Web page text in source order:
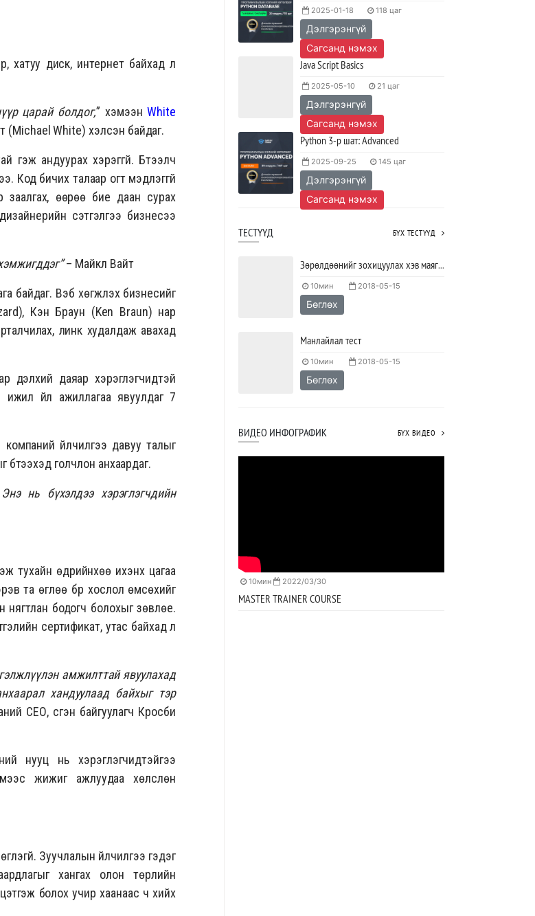
хатуу диск, интернет байхад л
царай болдог,” хэмээнWhite
(Michael White) хэлсэн байдаг.
гэж андуурах хэрэггүй. Бүтээлч
Код бичих талаар огт мэдлэггүй
өөрөө бие даан сурах
сэтгэлгээ бизнесээ
– Майкл Вайт
Вэб хөгжүүлэх бизнесийг
Кэн Браун (Ken Braun) нар
линк худалдаж авахад
дэлхий даяар хэрэглэгчидтэй
үйл ажиллагаа явуулдаг 7
үйлчилгээ давуу талыг
голчлон анхаардаг.
нь бүхэлдээ хэрэглэгчдийн
тухайн өдрийнхөө ихэнх цагаа
та өглөө бүр хослол өмсөхийг
нягтлан бодогч болохыг зөвлөе.
сертификат, утас байхад л
амжилттай явуулахад
хандуулаад байхыг тэр
СЕО, үүсгэн байгуулагч Кросби
нууц нь хэрэглэгчидтэйгээ
жижиг ажлуудаа хөлслөн
Зуучлалын үйлчилгээ гэдэг
хангах олон төрлийн
болох учир хаанаас ч хийх
сурах вэ?
2023/04/27 SHARE
Ажил дээрээ сайн найзтай байх нь
ажлын бүтээмж нэмэгдүүлж,
тогтвортой ажиллах суурь болдог
2023/04/25 SHARE
2025-01-18 118 цаг
Дэлгэрэнгүй
Сагсанд нэмэх
Java Script Basics
2025-05-10 21 цаг
Дэлгэрэнгүй
Сагсанд нэмэх
Python 3-р шат: Advanced
2025-09-25 145 цаг
Дэлгэрэнгүй
Сагсанд нэмэх
ТЕСТҮҮД БҮХ ТЕСТҮҮД
Зөрөлдөөнийг зохицуулах хэв маягийг тодорхойлох тест
10мин 2018-05-15
Бөглөх
Манлайлал тест
10мин 2018-05-15
Бөглөх
ВИДЕО ИНФОГРАФИК БҮХ ВИДЕО
10мин 2022/03/30
MASTER TRAINER COURSE